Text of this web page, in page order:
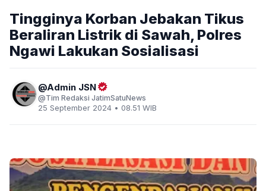
Tingginya Korban Jebakan Tikus
Beraliran Listrik di Sawah, Polres
Ngawi Lakukan Sosialisasi
Admin JSN
Tim Redaksi JatimSatuNews
25 September 2024 • 08.51 WIB